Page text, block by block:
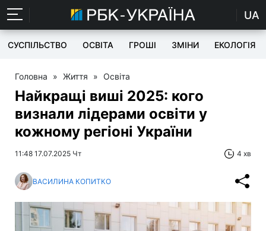
UA
СУСПІЛЬСТВО ОСВІТА ГРОШІ ЗМІНИ ЕКОЛОГІЯ
Головна » Життя » Освіта
Найкращі виші 2025: кого
визнали лідерами освіти у
кожному регіоні України
11:48 17.07.2025 Чт 4 хв
ВАСИЛИНА КОПИТКО